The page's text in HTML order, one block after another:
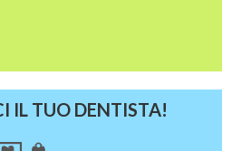
IL TUO DENTISTA!